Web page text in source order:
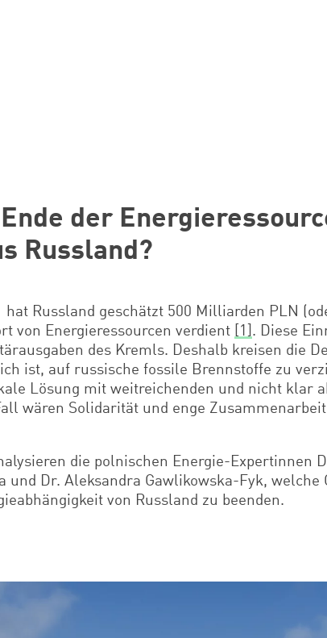
der
Russland?
Russland geschätzt 500 Milliarden PLN
von Energieressourcen verdient
[1] . Diese
des Kremls. Deshalb kreisen die
ist, auf russische fossile Brennstoffe zu
Lösung mit weitreichenden und nicht klar
wären Solidarität und enge
die polnischen Energie-Expertinnen
und Dr. Aleksandra Gawlikowska-Fyk, welche
von Russland zu beenden.